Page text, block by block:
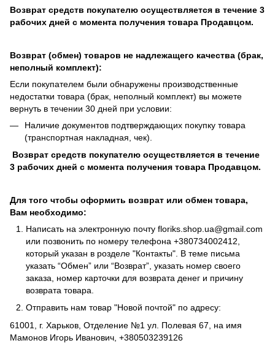
Возврат средств покупателю осуществляется в течение 3
рабочих дней с момента получения товара Продавцом.
Возврат (обмен) товаров не надлежащего качества (брак,
неполный комплект):
Если покупателем были обнаружены производственные
недостатки товара (брак, неполный комплект) вы можете
вернуть в течении 30 дней при условии:
Наличие документов подтверждающих покупку товара
(транспортная накладная, чек).
Возврат средств покупателю осуществляется в течение
3 рабочих дней с момента получения товара Продавцом.
Для того чтобы оформить возврат или обмен товара,
Вам необходимо:
Написать на электронную почту floriks.shop.ua@gmail.com
или позвонить по номеру телефона +380734002412
который указан в розделе "Контакты" . В теме письма
указать “Обмен” или “Возврат”, указать номер своего
заказа, номер карточки для возврата денег и причину
возврата товара.
Отправить нам товар "Новой почтой" по адресу:
61001, г. Харьков, Отделение №1 ул. Полевая 67, на имя
Мамонов Игорь Иванович, +380503239126